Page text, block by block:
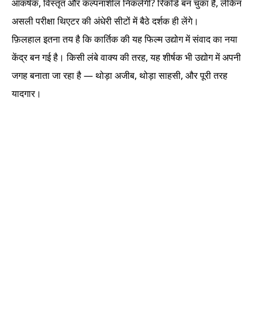
आकर्षक, विस्तृत और कल्पनाशील निकलेगी? रिकॉर्ड बन चुका है, लेकिन
असली परीक्षा थिएटर की अंधेरी सीटों में बैठे दर्शक ही लेंगे।
फ़िलहाल इतना तय है कि कार्तिक की यह फिल्म उद्योग में संवाद का नया
केंद्र बन गई है। किसी लंबे वाक्य की तरह, यह शीर्षक भी उद्योग में अपनी
जगह बनाता जा रहा है — थोड़ा अजीब, थोड़ा साहसी, और पूरी तरह
यादगार।